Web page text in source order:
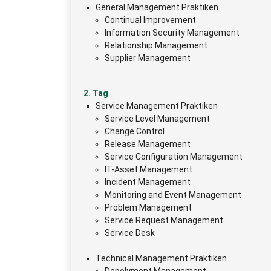
General Management Praktiken
Continual Improvement
Information Security Management
Relationship Management
Supplier Management
2. Tag
Service Management Praktiken
Service Level Management
Change Control
Release Management
Service Configuration Management
IT-Asset Management
Incident Management
Monitoring and Event Management
Problem Management
Service Request Management
Service Desk
Technical Management Praktiken